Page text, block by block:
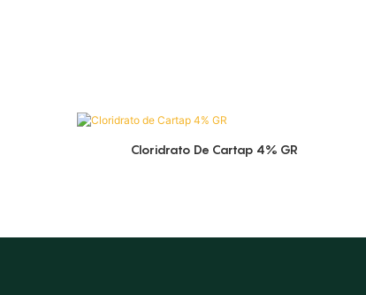
Cloridrato De Cartap 4% GR